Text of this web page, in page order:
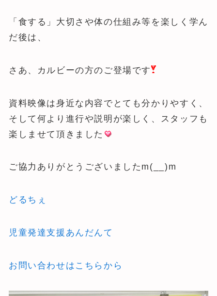
「食する」大切さや体の仕組み等を楽しく学ん
だ後は、
さあ、カルビーの方のご登場です
資料映像は身近な内容でとても分かりやすく、
そして何より進行や説明が楽しく、スタッフも
楽しませて頂きました
ご協力ありがとうございましたm(__)m
どるちぇ
児童発達支援あんだんて
お問い合わせはこちらから